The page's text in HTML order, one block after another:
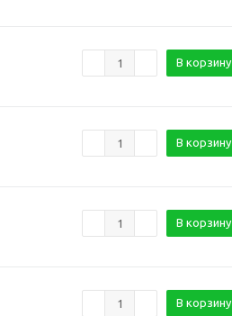
В корзину
В корзину
В корзину
В корзину